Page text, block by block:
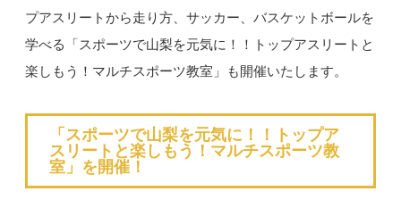
プアスリートから走り方、サッカー、バスケットボールを
学べる「スポーツで山梨を元気に！！トップアスリートと
楽しもう！マルチスポーツ教室」も開催いたします。
「スポーツで山梨を元気に！！トップア
スリートと楽しもう！マルチスポーツ教
室」を開催！